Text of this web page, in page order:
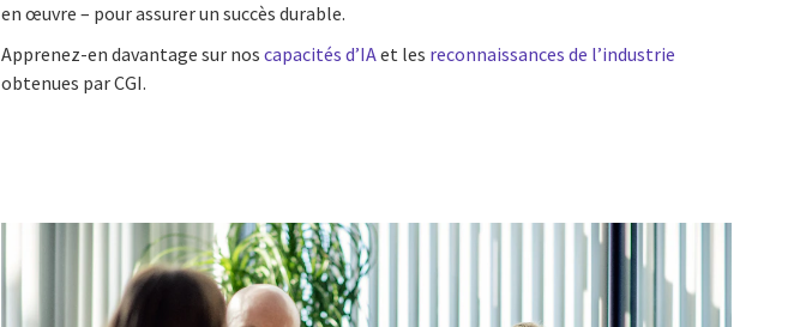
en œuvre – pour assurer un succès durable.
Apprenez-en davantage sur nos capacités d’IAet les reconnaissances de l’industrie
obtenues par CGI.